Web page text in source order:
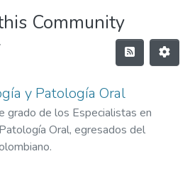
Community
y Patología Oral
grado de los Especialistas en
Oral, egresados del